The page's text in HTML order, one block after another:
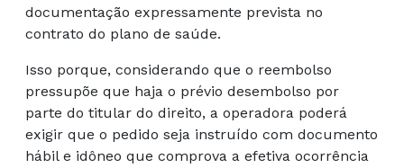
documentação expressamente prevista no
contrato do plano de saúde.
Isso porque, considerando que o reembolso
pressupõe que haja o prévio desembolso por
parte do titular do direito, a operadora poderá
exigir que o pedido seja instruído com documento
hábil e idôneo que comprova a efetiva ocorrência